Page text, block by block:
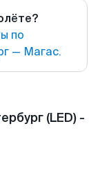
по
— Магас.
(LED) -